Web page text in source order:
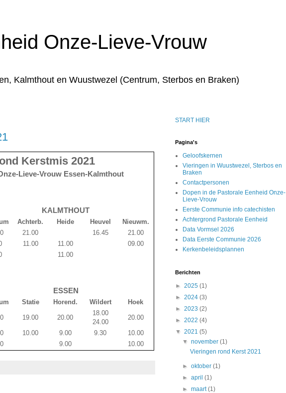
Onze-Lieve-Vrouw
Kalmthout en Wuustwezel (Centrum, Sterbos en Braken)
Kerstmis 2021
Lieve-Vrouw Essen-Kalmthout
KALMTHOUT
Achterb. Heide Heuvel
Nieuwm.
21.00 16.45
21.00
11.00 11.00
09.00
11.00
ESSEN
Statie Horend. Wildert Hoek
19.00 20.00
18.00
24.00
20.00
10.00 9.00 9.30
10.00
9.00 10.00
START HIER
Pagina's
Geloofskernen
Vieringen in Wuustwezel, Sterbos en
Braken
Contactpersonen
Dopen in de Pastorale Eenheid Onze-
Lieve-Vrouw
Eerste Communie info catechisten
Achtergrond Pastorale Eenheid
Data Vormsel 2026
Data Eerste Communie 2026
Kerkenbeleidsplannen
Berichten
► 2025 (1)
► 2024 (3)
► 2023 (2)
► 2022 (4)
▼ 2021 (5)
▼november(1)
Vieringen rond Kerst 2021
►oktober(1)
►april(1)
►maart(1)